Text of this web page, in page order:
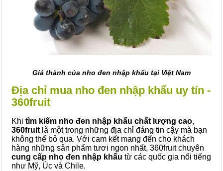
Giá thành của nho đen nhập khẩu tại Việt Nam
Địa chỉ mua nho đen nhập khẩu uy tín -
360fruit
Khi tìm kiếm nho đen nhập khẩu chất lượng cao,
360fruit là một trong những địa chỉ đáng tin cậy mà bạn
không thể bỏ qua. Với cam kết mang đến cho khách
hàng những sản phẩm tươi ngon nhất, 360fruit chuyên
cung cấp nho đen nhập khẩu từ các quốc gia nổi tiếng
như Mỹ, Úc và Chile.